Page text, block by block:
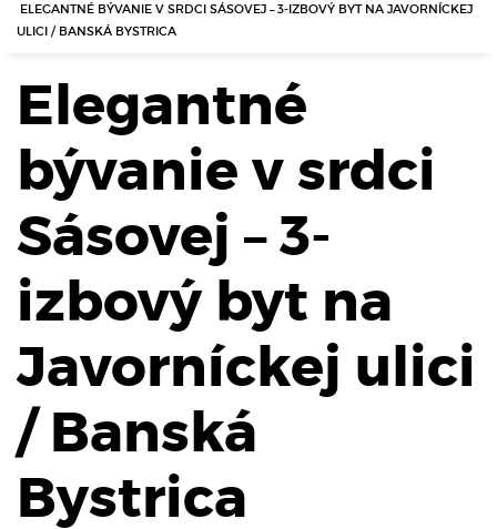
ELEGANTNÉ BÝVANIE V SRDCI SÁSOVEJ – 3-IZBOVÝ BYT NA JAVORNÍCKEJ
ULICI / BANSKÁ BYSTRICA
Elegantné
bývanie v srdci
Sásovej – 3-
izbový byt na
Javorníckej ulici
/ Banská
Bystrica